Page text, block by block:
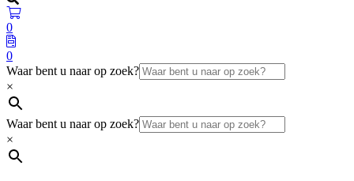
0
0
Waar bent u naar op zoek?
×
Waar bent u naar op zoek?
×